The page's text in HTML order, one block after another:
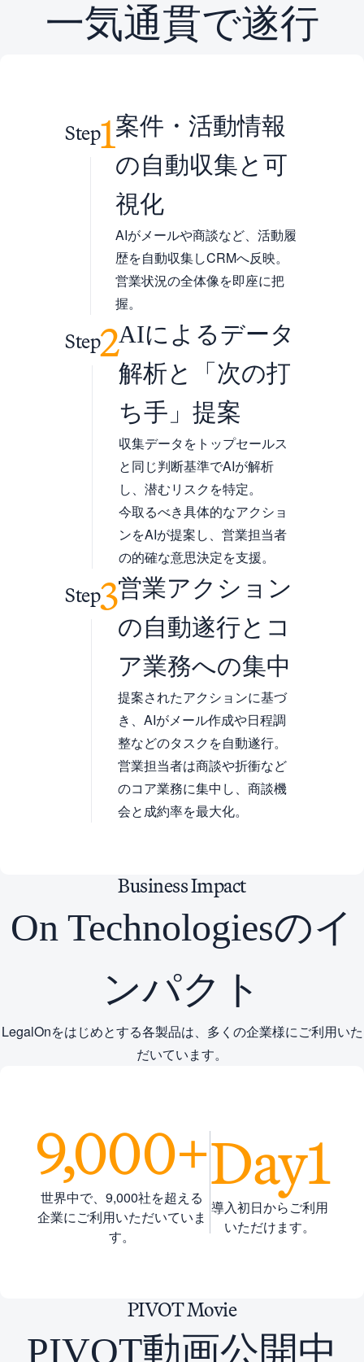
一気通貫で遂行
Step1案件・活動情報
の自動収集と可
視化
AIがメールや商談など、活動履
歴を自動収集しCRMへ反映。
営業状況の全体像を即座に把
握。
Step2AIによるデータ
解析と「次の打
ち手」提案
収集データをトップセールス
と同じ判断基準でAIが解析
し、潜むリスクを特定。
今取るべき具体的なアクショ
ンをAIが提案し、営業担当者
の的確な意思決定を支援。
Step3営業アクション
の自動遂行とコ
ア業務への集中
提案されたアクションに基づ
き、AIがメール作成や日程調
整などのタスクを自動遂行。
営業担当者は商談や折衝など
のコア業務に集中し、商談機
会と成約率を最大化。
BusinessImpact
On Technologiesのイ
ンパクト
LegalOnをはじめとする各製品は、多くの企業様にご利用いた
だいています。
9,000+
世界中で、9,000社を超える
企業にご利用いただいていま
す。
Day1
導入初日からご利用
いただけます。
PIVOTMovie
PIVOT動画公開中